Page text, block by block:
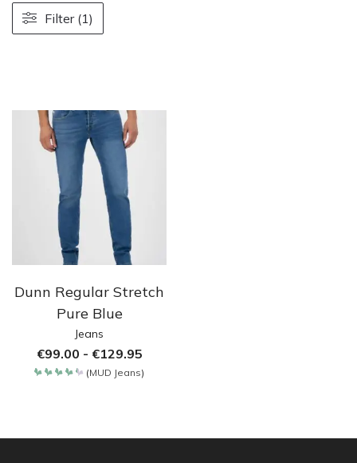
Dunn Regular Stretch
Pure Blue
Jeans
€99.00 - €129.95
(MUD Jeans)
Filter (1)